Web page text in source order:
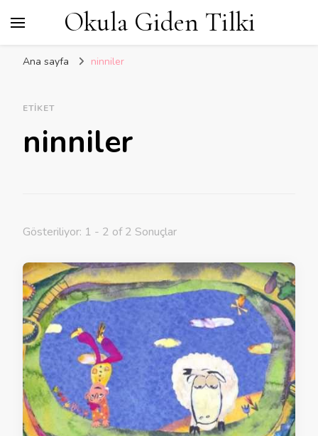
Okula Giden Tilki
Ana sayfa ninniler
ETIKET
ninniler
Gösteriliyor: 1 - 2 of 2 Sonuçlar